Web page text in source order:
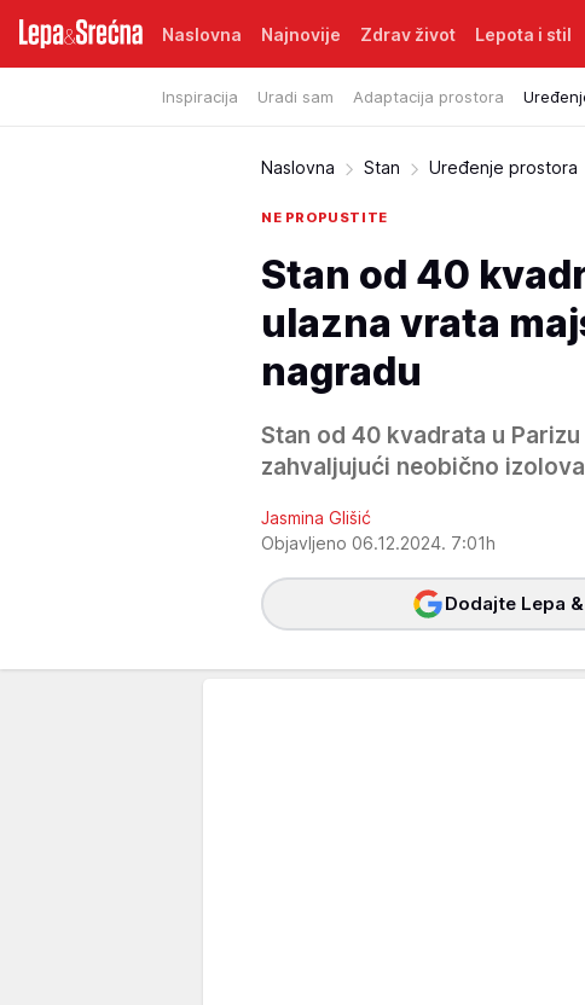
Naslovna Najnovije Zdrav život Lepota i stil
Inspiracija Uradi sam Adaptacija prostora
Naslovna Stan Uređenje prostora
NE PROPUSTITE
Stan od 40
ulazna vrata
nagradu
Stan od 40 kvadrata u
zahvaljujući neobično
Jasmina Glišić
Objavljeno 06.12.2024. 7:01h
Dodajte Lepa